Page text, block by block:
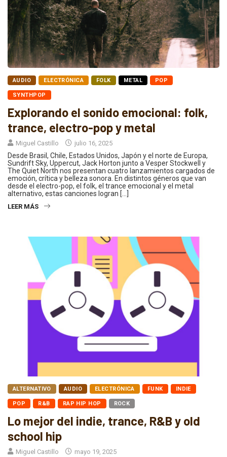
AUDIO ELECTRÓNICA FOLK METAL POP
SYNTHPOP
Explorando el sonido emocional: folk,
trance, electro-pop y metal
Miguel Castillo julio 16, 2025
Desde Brasil, Chile, Estados Unidos, Japón y el norte de Europa,
Sundrift Sky, Uppercut, Jack Horton junto a Vesper Stockwell y
The Quiet North nos presentan cuatro lanzamientos cargados de
emoción, crítica y belleza sonora. En distintos géneros que van
desde el electro-pop, el folk, el trance emocional y el metal
alternativo, estas canciones logran […]
LEER MÁS
ALTERNATIVO AUDIO ELECTRÓNICA FUNK INDIE
POP R&B RAP HIP HOP ROCK
Lo mejor del indie, trance, R&B y old
school hip
Miguel Castillo mayo 19, 2025